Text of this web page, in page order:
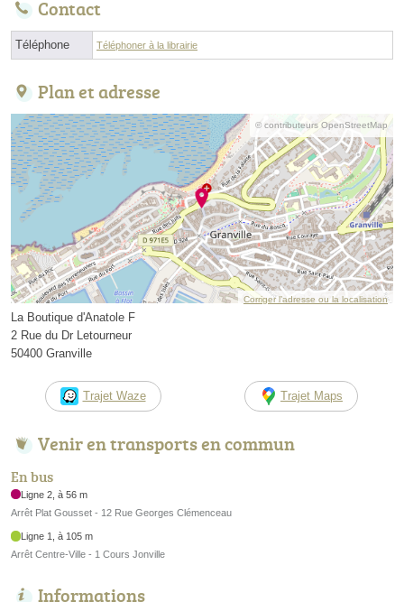
Contact
Téléphone Téléphoner à la librairie
Plan et adresse
© contributeurs OpenStreetMap
Corriger l’adresse ou la localisation
La Boutique d'Anatole F
2 Rue du Dr Letourneur
50400 Granville
Trajet Waze Trajet Maps
Venir en transports en commun
En bus
Ligne 2, à 56 m
Arrêt Plat Gousset - 12 Rue Georges Clémenceau
Ligne 1, à 105 m
Arrêt Centre-Ville - 1 Cours Jonville
Informations